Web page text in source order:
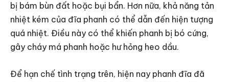
bị bám bùn đất hoặc bụi bẩn. Hơn nữa, khả năng tản
nhiệt kém của đĩa phanh có thể dẫn đến hiện tượng
quá nhiệt. Điều này có thể khiến phanh bị bó cứng,
gây cháy má phanh hoặc hư hỏng heo dầu.
Để hạn chế tình trạng trên, hiện nay phanh đĩa đã